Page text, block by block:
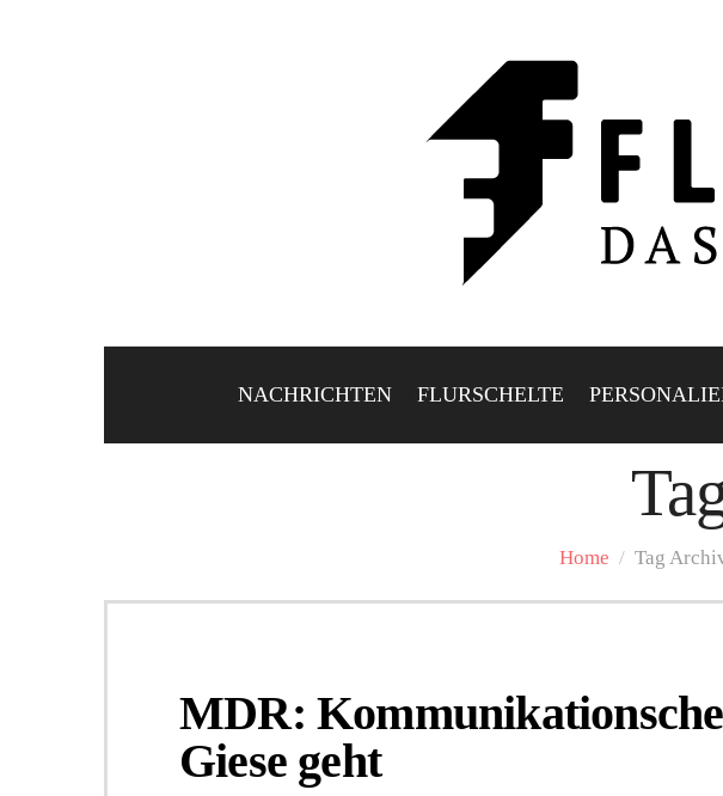
NACHRICHTEN FLURSCHELTE
Home / Tag
MDR:
Giese geht